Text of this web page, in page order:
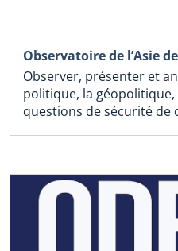
Observatoire de l’Asie de
Observer, présenter et
politique, la
questions de sécurité de